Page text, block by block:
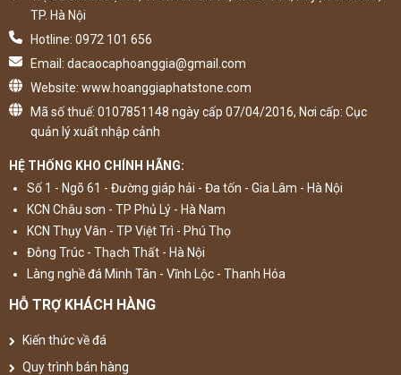
TP. Hà Nội
Hotline: 0972 101 656
Email: dacaocaphoanggia@gmail.com
Website: www.hoanggiaphatstone.com
Mã số thuế: 0107851148 ngày cấp 07/04/2016, Nơi cấp: Cục
quản lý xuất nhập cảnh
HỆ THỐNG KHO CHÍNH HÃNG:
Số 1 - Ngõ 61 - Đường giáp hải - Đa tốn - Gia Lâm - Hà Nội
KCN Châu sơn - TP Phủ Lý - Hà Nam
KCN Thụy Vân - TP Việt Trì - Phú Thọ
Đông Trúc - Thạch Thất - Hà Nội
Làng nghề đá Minh Tân - Vĩnh Lộc - Thanh Hóa
HỖ TRỢ KHÁCH HÀNG
Kiến thức về đá
Quy trình bán hàng